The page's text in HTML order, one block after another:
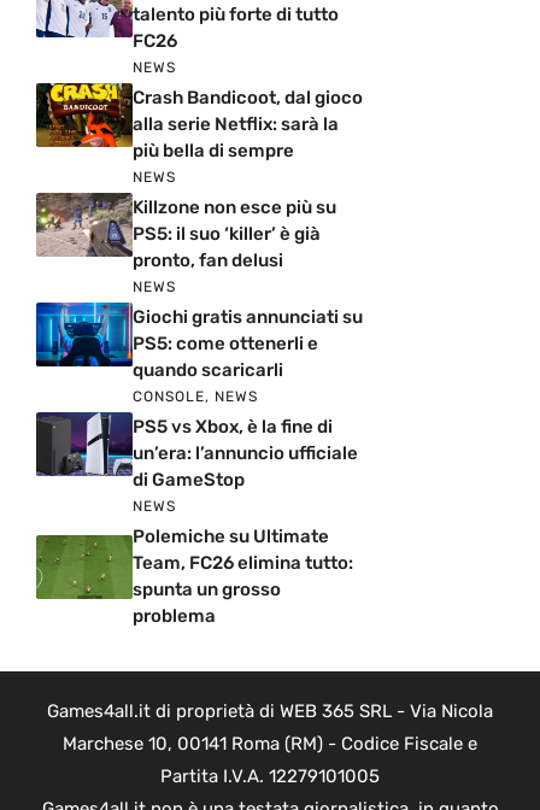
talento più forte di tutto
FC26
NEWS
Crash Bandicoot, dal gioco
alla serie Netflix: sarà la
più bella di sempre
NEWS
Killzone non esce più su
PS5: il suo ‘killer’ è già
pronto, fan delusi
NEWS
Giochi gratis annunciati su
PS5: come ottenerli e
quando scaricarli
CONSOLE, NEWS
PS5 vs Xbox, è la fine di
un’era: l’annuncio ufficiale
di GameStop
NEWS
Polemiche su Ultimate
Team, FC26 elimina tutto:
spunta un grosso
problema
Games4all.it di proprietà di WEB 365 SRL - Via Nicola
Marchese 10, 00141 Roma (RM) - Codice Fiscale e
Partita I.V.A. 12279101005